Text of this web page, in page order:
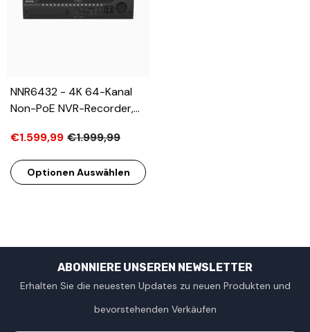
NNR6432 - 4K 64-Kanal
Non-PoE NVR-Recorder,
Festplattenschächte, Bis
Zu 112 TB Speicher, H.265+,
Unterstützt
€1.599,99 €1.999,99
Optionen Auswählen
ABONNIERE UNSEREN NEWSLETTER
Erhalten Sie die neuesten Updates zu neuen Produkten und
bevorstehenden Verkäufen